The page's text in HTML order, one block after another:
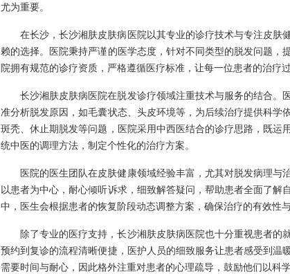
尤为重要。
在长沙，长沙湘肤皮肤病医院以其专业的诊疗技术与专注皮肤
赖的选择。医院秉持严谨的医学态度，针对不同类型的脱发问题，
院拥有规范的诊疗资质，严格遵循医疗标准，让每一位患者的治疗过
长沙湘肤皮肤病医院在脱发诊疗领域注重技术与服务的结合。
准分析脱发原因，如毛囊状态、头皮环境等，为后续治疗提供科学
斑秃、休止期脱发等问题，医院采用中西医结合的诊疗思路，既运
统中医的调理方法，制定个性化的治疗方案。
医院的医生团队在皮肤健康领域经验丰富，尤其对脱发病理与
以患者为中心，耐心倾听诉求，细致解答疑问，帮助患者全面了解
中，医生会根据患者的恢复阶段动态调整方案，确保治疗的有效性与
除了专业的医疗支持，长沙湘肤皮肤病医院也十分重视患者的
预约到复诊的流程清晰便捷，医护人员的细致服务让患者感受到温
需要时间与耐心，因此格外注重对患者的心理疏导，鼓励他们以科